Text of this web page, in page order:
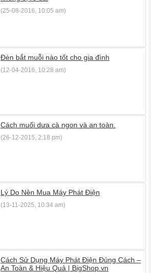
(25-08-2016, 10:05 am)
Đèn bắt muỗi nào tốt cho gia đình
(12-04-2016, 10:28 am)
Cách muối dưa cà ngon và an toàn.
(26-12-2015, 2:18 pm)
Lý Do Nên Mua Máy Phát Điện
(13-11-2025, 10:34 am)
Cách Sử Dụng Máy Phát Điện Đúng Cách –
An Toàn & Hiệu Quả | BigShop.vn